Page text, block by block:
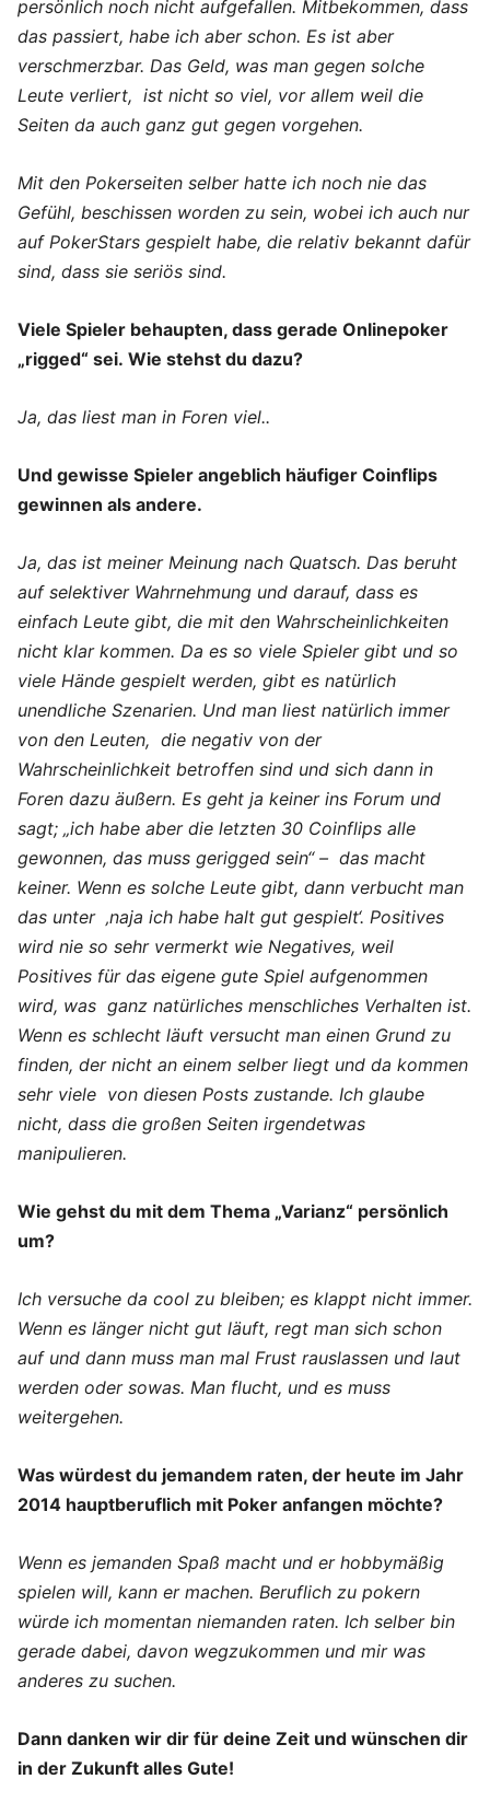
persönlich noch nicht aufgefallen. Mitbekommen, dass
das passiert, habe ich aber schon. Es ist aber
verschmerzbar. Das Geld, was man gegen solche
Leute verliert, ist nicht so viel, vor allem weil die
Seiten da auch ganz gut gegen vorgehen.
Mit den Pokerseiten selber hatte ich noch nie das
Gefühl, beschissen worden zu sein, wobei ich auch nur
auf PokerStars gespielt habe, die relativ bekannt dafür
sind, dass sie seriös sind.
Viele Spieler behaupten, dass gerade Onlinepoker
„rigged“ sei. Wie stehst du dazu?
Ja, das liest man in Foren viel..
Und gewisse Spieler angeblich häufiger Coinflips
gewinnen als andere.
Ja, das ist meiner Meinung nach Quatsch. Das beruht
auf selektiver Wahrnehmung und darauf, dass es
einfach Leute gibt, die mit den Wahrscheinlichkeiten
nicht klar kommen. Da es so viele Spieler gibt und so
viele Hände gespielt werden, gibt es natürlich
unendliche Szenarien. Und man liest natürlich immer
von den Leuten, die negativ von der
Wahrscheinlichkeit betroffen sind und sich dann in
Foren dazu äußern. Es geht ja keiner ins Forum und
sagt; „ich habe aber die letzten 30 Coinflips alle
gewonnen, das muss gerigged sein“ – das macht
keiner. Wenn es solche Leute gibt, dann verbucht man
das unter ‚naja ich habe halt gut gespielt‘. Positives
wird nie so sehr vermerkt wie Negatives, weil
Positives für das eigene gute Spiel aufgenommen
wird, was ganz natürliches menschliches Verhalten ist.
Wenn es schlecht läuft versucht man einen Grund zu
finden, der nicht an einem selber liegt und da kommen
sehr viele von diesen Posts zustande. Ich glaube
nicht, dass die großen Seiten irgendetwas
manipulieren.
Wie gehst du mit dem Thema „Varianz“ persönlich
um?
Ich versuche da cool zu bleiben; es klappt nicht immer.
Wenn es länger nicht gut läuft, regt man sich schon
auf und dann muss man mal Frust rauslassen und laut
werden oder sowas. Man flucht, und es muss
weitergehen.
Was würdest du jemandem raten, der heute im Jahr
2014 hauptberuflich mit Poker anfangen möchte?
Wenn es jemanden Spaß macht und er hobbymäßig
spielen will, kann er machen. Beruflich zu pokern
würde ich momentan niemanden raten. Ich selber bin
gerade dabei, davon wegzukommen und mir was
anderes zu suchen.
Dann danken wir dir für deine Zeit und wünschen dir
in der Zukunft alles Gute!